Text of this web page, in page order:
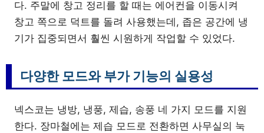
다. 주말에 창고 정리를 할 때는 에어컨을 이동시켜
창고 쪽으로 덕트를 돌려 사용했는데, 좁은 공간에 냉
기가 집중되면서 훨씬 시원하게 작업할 수 있었다.
다양한 모드와 부가 기능의 실용성
넥스코는 냉방, 냉풍, 제습, 송풍 네 가지 모드를 지원
한다. 장마철에는 제습 모드로 전환하면 사무실의 눅